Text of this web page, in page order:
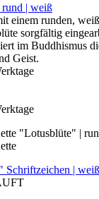
| weiß
einem runden,
sorgfältig
im Buddhismus
Geist.